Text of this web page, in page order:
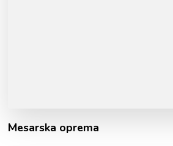
Mesarska oprema